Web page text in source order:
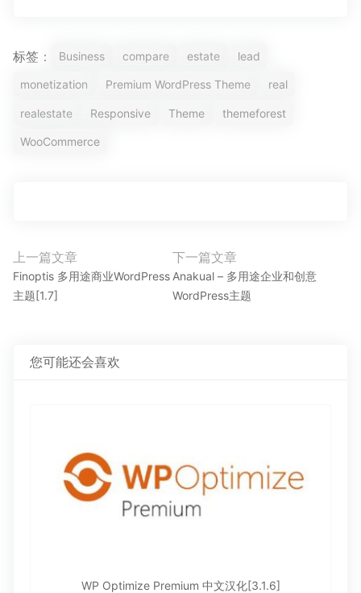
标签： Business compare estate lead
monetization Premium WordPress Theme real
realestate Responsive Theme themeforest
WooCommerce
文
章
导
上一篇文章
上
一
章：
Finoptis 多用途商业WordPress
主题[1.7]
下一篇文章
下
一
Anakual – 多用途企业和创意
WordPress主题
您可能还会喜欢
WP Optimize Premium 中文汉化[3.1.6]